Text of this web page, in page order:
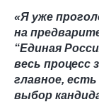
«Я уже
на
“Единая
весь процесс
главное,
выбор